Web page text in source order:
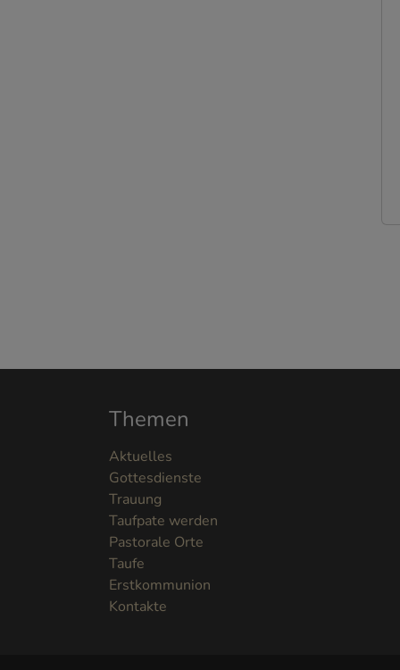
Themen
Aktuelles
Gottesdienste
Trauung
Taufpate werden
Pastorale Orte
Taufe
Erstkommunion
Kontakte